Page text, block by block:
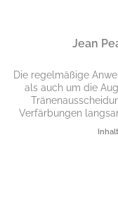
Jean
Die regelmäßige
als auch um die
Verfärbungen
Inhalt